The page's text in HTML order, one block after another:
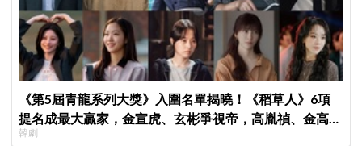
《第5屆青龍系列大獎》入圍名單揭曉！《稻草人》6項
提名成最大贏家，金宣虎、玄彬爭視帝，高胤禎、金高銀
角逐視后！
韓劇